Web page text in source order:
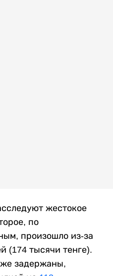
жестокое
по
произошло из-за
(174 тысячи тенге).
задержаны,